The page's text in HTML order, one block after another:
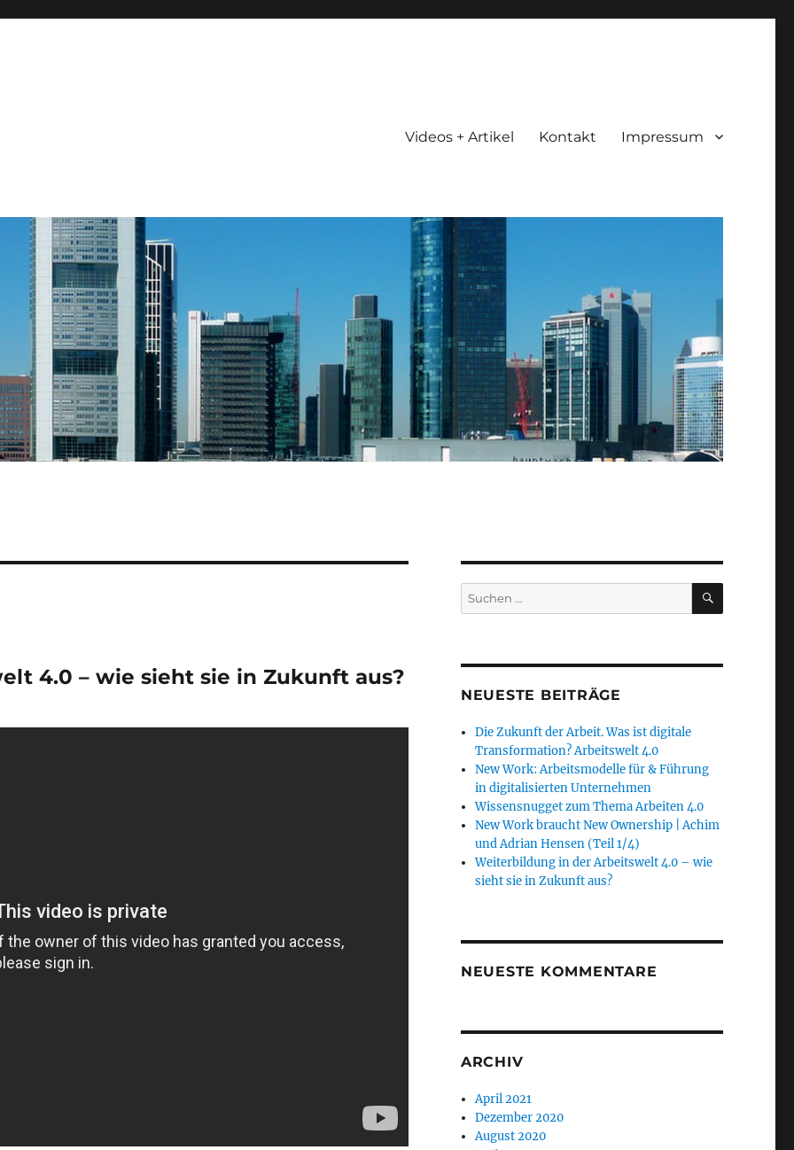
Videos + Artikel Kontakt Impressum
4.0 – wie sieht sie in Zukunft aus?
Suche
nach:
SUCHEN
NEUESTE BEITRÄGE
Die Zukunft der Arbeit. Was ist digitale
Transformation? Arbeitswelt 4.0
New Work: Arbeitsmodelle für & Führung
in digitalisierten Unternehmen
Wissensnugget zum Thema Arbeiten 4.0
New Work braucht New Ownership | Achim
und Adrian Hensen (Teil 1/4)
Weiterbildung in der Arbeitswelt 4.0 – wie
sieht sie in Zukunft aus?
NEUESTE KOMMENTARE
ARCHIV
April 2021
Dezember 2020
August 2020